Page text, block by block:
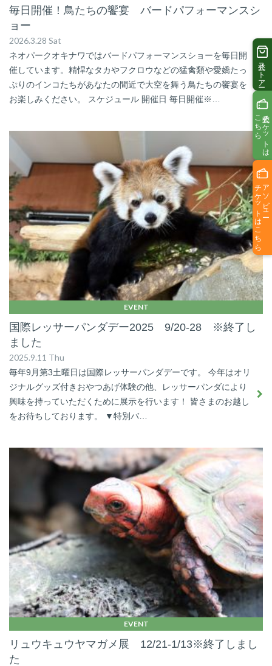
毎日開催！鳥たちの饗宴 バードパフォーマンスシ
ョー
2026.3.28 Sat
ネオパークオキナワではバードパフォーマンスショーを毎日開
催しています。精悍なタカやフクロウなどの猛禽類や愛嬌たっ
ぷりのインコたちがあなたの間近で大空を舞う鳥たちの饗宴を
お楽しみください。 スケジュール 開催日 毎日開催※…
EVENT
国際レッサーパンダデー2025 9/20-28 ※終了し
ました
2025.9.11 Thu
毎年9月第3土曜日は国際レッサーパンダデーです。 今年はオリ
ジナルグッズ付きおやつあげ体験の他、レッサーパンダにより
興味を持っていただくために展示を行います！ 皆さまのお越し
をお待ちしております。 ▼特別バ…
EVENT
リュウキュウヤマガメ展 12/21-1/13※終了しまし
た
公式ストアー
公式チケットは
こちら
アソビュー
チケットはこちら